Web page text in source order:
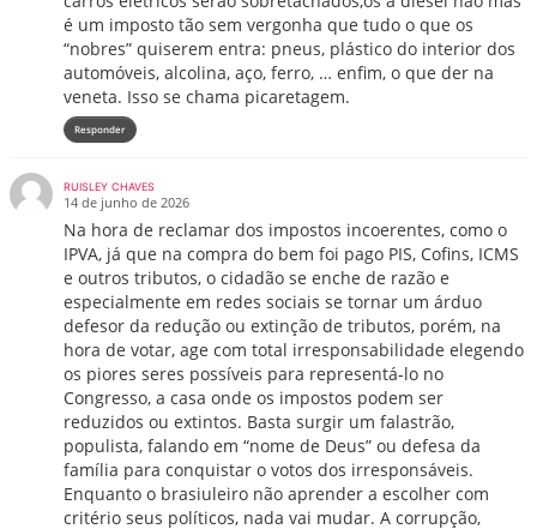
é um imposto tão sem vergonha que tudo o que os
“nobres” quiserem entra: pneus, plástico do interior dos
automóveis, alcolina, aço, ferro, … enfim, o que der na
veneta. Isso se chama picaretagem.
Responder
RUISLEY CHAVES
14 de junho de 2026
Na hora de reclamar dos impostos incoerentes, como o
IPVA, já que na compra do bem foi pago PIS, Cofins, ICMS
e outros tributos, o cidadão se enche de razão e
especialmente em redes sociais se tornar um árduo
defesor da redução ou extinção de tributos, porém, na
hora de votar, age com total irresponsabilidade elegendo
os piores seres possíveis para representá-lo no
Congresso, a casa onde os impostos podem ser
reduzidos ou extintos. Basta surgir um falastrão,
populista, falando em “nome de Deus” ou defesa da
família para conquistar o votos dos irresponsáveis.
Enquanto o brasiuleiro não aprender a escolher com
critério seus políticos, nada vai mudar. A corrupção,